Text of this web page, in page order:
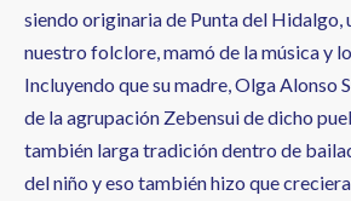
siendo originaria de Punta del Hidalgo,
nuestro folclore, mamó de la música y
Incluyendo que su madre, Olga Alonso
de la agrupación Zebensui de dicho
también larga tradición dentro de
del niño y eso también hizo que